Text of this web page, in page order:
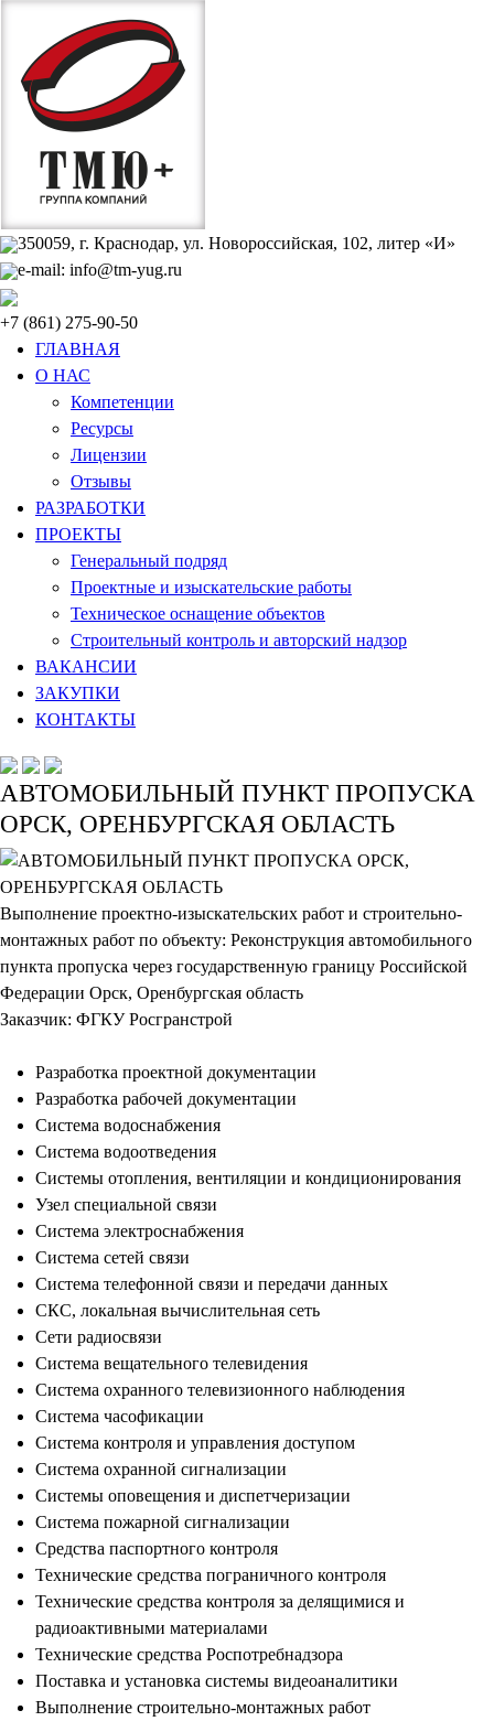
350059, г. Краснодар, ул. Новороссийская, 102, литер «И»
e-mail: info@tm-yug.ru
+7 (861) 275-90-50
ГЛАВНАЯ
О НАС
Компетенции
Ресурсы
Лицензии
Отзывы
РАЗРАБОТКИ
ПРОЕКТЫ
Генеральный подряд
Проектные и изыскательские работы
Техническое оснащение объектов
Строительный контроль и авторский надзор
ВАКАНСИИ
ЗАКУПКИ
КОНТАКТЫ
АВТОМОБИЛЬНЫЙ ПУНКТ ПРОПУСКА
ОРСК, ОРЕНБУРГСКАЯ ОБЛАСТЬ
Выполнение проектно-изыскательских работ и строительно-
монтажных работ по объекту: Реконструкция автомобильного
пункта пропуска через государственную границу Российской
Федерации Орск, Оренбургская область
Заказчик: ФГКУ Росгранстрой
Разработка проектной документации
Разработка рабочей документации
Система водоснабжения
Система водоотведения
Системы отопления, вентиляции и кондиционирования
Узел специальной связи
Система электроснабжения
Система сетей связи
Система телефонной связи и передачи данных
СКС, локальная вычислительная сеть
Сети радиосвязи
Система вещательного телевидения
Система охранного телевизионного наблюдения
Система часофикации
Система контроля и управления доступом
Система охранной сигнализации
Системы оповещения и диспетчеризации
Система пожарной сигнализации
Средства паспортного контроля
Технические средства пограничного контроля
Технические средства контроля за делящимися и
радиоактивными материалами
Технические средства Роспотребнадзора
Поставка и установка системы видеоаналитики
Выполнение строительно-монтажных работ